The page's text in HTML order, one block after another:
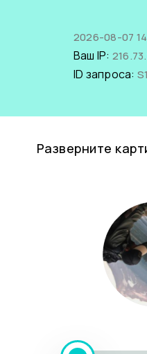
2026-08-07
Ваш IP:
ID запроса:
Разверните